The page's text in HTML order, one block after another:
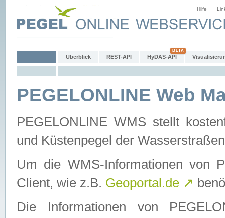
Hilfe
Überblick REST-API HyDAS-API
PEGELONLINE Web
PEGELONLINE WMS stellt
und Küstenpegel der
Um die WMS-Informationen von
Client, wie z.B. Geoportal.de ↗
Die Informationen von